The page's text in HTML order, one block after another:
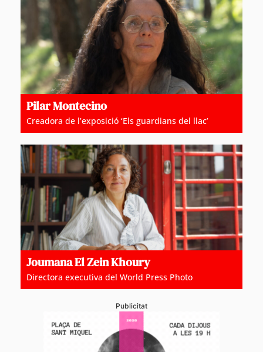
Pilar Montecino
Creadora de l’exposició ‘Els guardians del llac’
Joumana El Zein Khoury
Directora executiva del World Press Photo
Publicitat